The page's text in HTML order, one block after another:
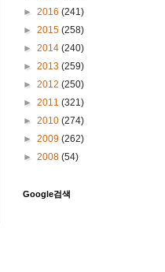
► 2016 (241)
► 2015 (258)
► 2014 (240)
► 2013 (259)
► 2012 (250)
► 2011 (321)
► 2010 (274)
► 2009 (262)
► 2008 (54)
Google검색